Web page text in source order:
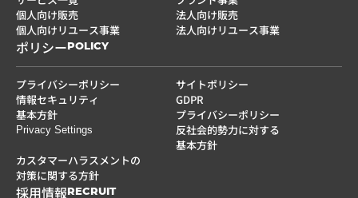
個人向け販売
法人向け販売
個人向けリユース事業
法人向けリユース事業
POLICY
ポリシー
プライバシーポリシー
サイトポリシー
情報セキュリティ
基本方針
GDPR
プライバシーポリシー
Privacy Settings
反社会的勢力に対する
基本方針
カスタマーハラスメントの
対策に関する方針
RECRUIT
採用情報